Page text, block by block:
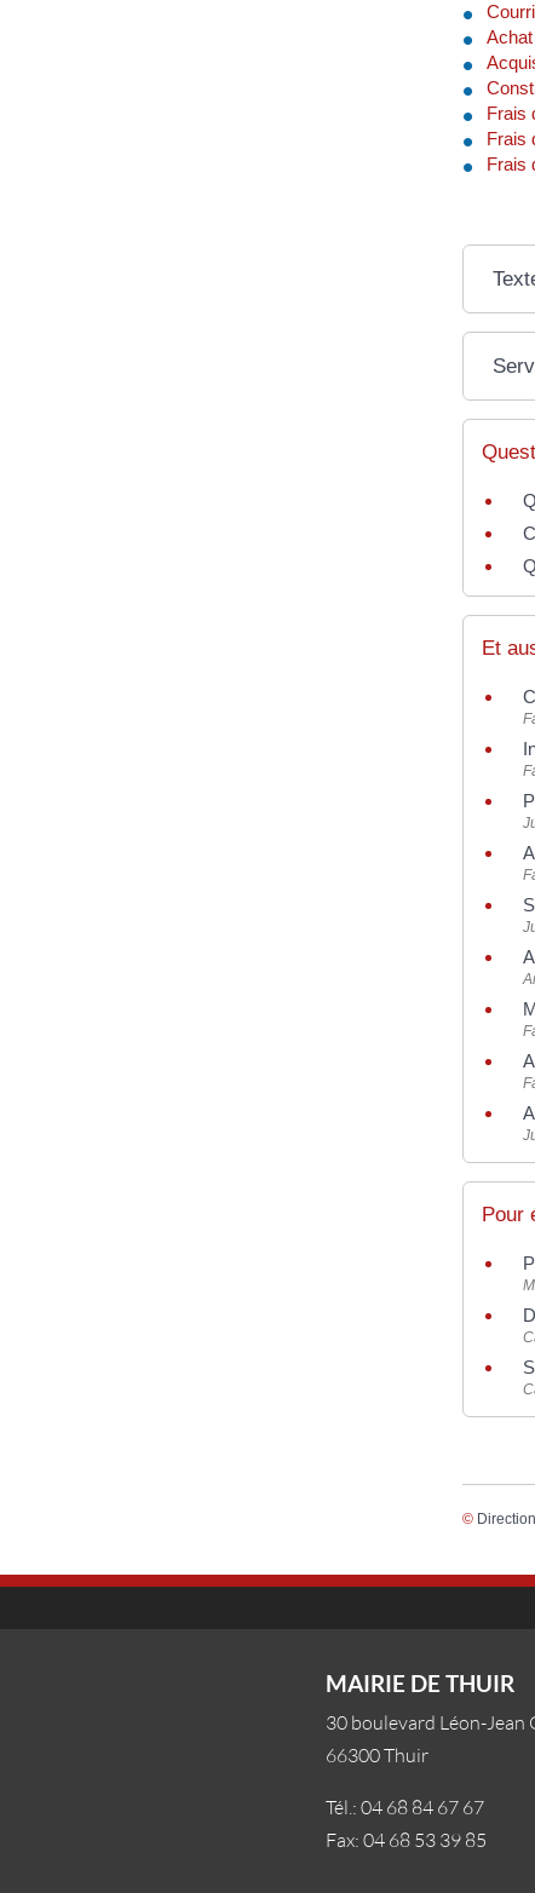
Frais
Frais
Frais
Et
Pour
©
MAIRIE DE THUIR
30 boulevard Léon-Jean
66300 Thuir
Tél.: 04 68 84 67 67
Fax: 04 68 53 39 85